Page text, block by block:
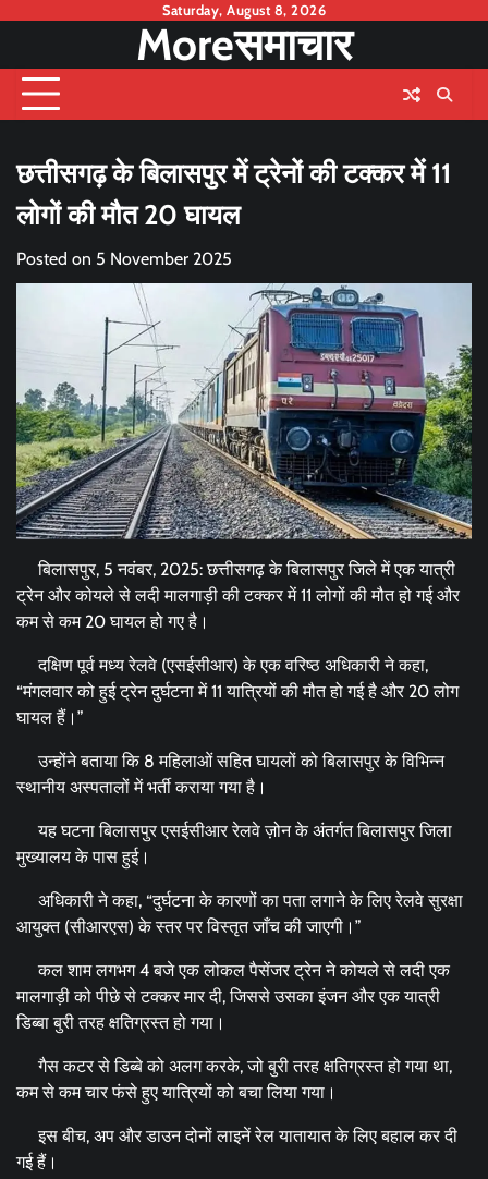
content
Saturday, August 8, 2026
Moreसमाचार
छत्तीसगढ़ के बिलासपुर में ट्रेनों की टक्कर में 11
लोगों की मौत 20 घायल
Posted on 5 November 2025
बिलासपुर, 5 नवंबर, 2025: छत्तीसगढ़ के बिलासपुर जिले में एक यात्री
ट्रेन और कोयले से लदी मालगाड़ी की टक्कर में 11 लोगों की मौत हो गई और
कम से कम 20 घायल हो गए है।
दक्षिण पूर्व मध्य रेलवे (एसईसीआर) के एक वरिष्ठ अधिकारी ने कहा,
“मंगलवार को हुई ट्रेन दुर्घटना में 11 यात्रियों की मौत हो गई है और 20 लोग
घायल हैं।”
उन्होंने बताया कि 8 महिलाओं सहित घायलों को बिलासपुर के विभिन्न
स्थानीय अस्पतालों में भर्ती कराया गया है।
यह घटना बिलासपुर एसईसीआर रेलवे ज़ोन के अंतर्गत बिलासपुर जिला
मुख्यालय के पास हुई।
अधिकारी ने कहा, “दुर्घटना के कारणों का पता लगाने के लिए रेलवे सुरक्षा
आयुक्त (सीआरएस) के स्तर पर विस्तृत जाँच की जाएगी।”
कल शाम लगभग 4 बजे एक लोकल पैसेंजर ट्रेन ने कोयले से लदी एक
मालगाड़ी को पीछे से टक्कर मार दी, जिससे उसका इंजन और एक यात्री
डिब्बा बुरी तरह क्षतिग्रस्त हो गया।
गैस कटर से डिब्बे को अलग करके, जो बुरी तरह क्षतिग्रस्त हो गया था,
कम से कम चार फंसे हुए यात्रियों को बचा लिया गया।
इस बीच, अप और डाउन दोनों लाइनें रेल यातायात के लिए बहाल कर दी
गई हैं।